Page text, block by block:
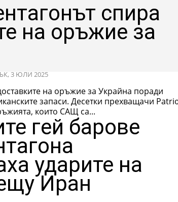
спира
на оръжие за
3 ЮЛИ 2025
на оръжие за Украйна поради
прехващачи Patriot и
които САЩ са...
гей барове
ударите на
Иран